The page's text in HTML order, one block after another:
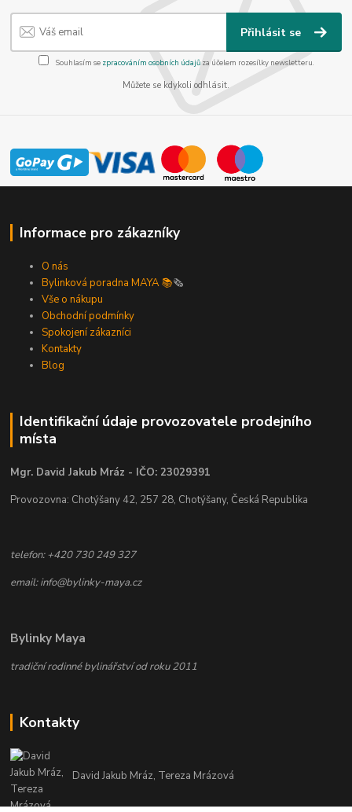
Přihlásit se
Souhlasím se zpracováním osobních údajůza účelem rozesílky newsletteru.
Můžete se kdykoli odhlásit.
Informace pro zákazníky
O nás
Bylinková poradna MAYA 📚🗞️
Vše o nákupu
Obchodní podmínky
Spokojení zákazníci
Kontakty
Blog
Identifikační údaje provozovatele prodejního
místa
Mgr. David Jakub Mráz - IČO: 23029391
Provozovna: Chotýšany 42, 257 28, Chotýšany, Česká Republika
telefon: +420 730 249 327
email: info@bylinky-maya.cz
Bylinky Maya
tradiční rodinné bylinářství od roku 2011
Kontakty
David Jakub Mráz, Tereza Mrázová